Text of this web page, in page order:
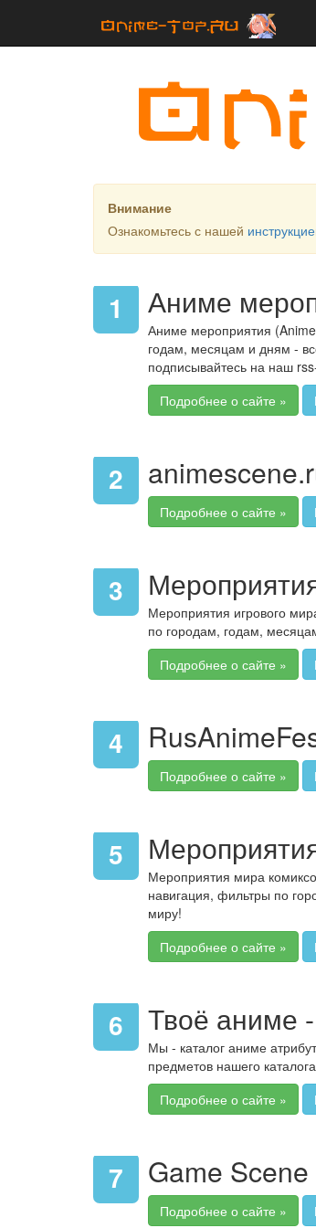
Внимание
Ознакомьтесь с нашей
1 Аниме
Аниме мероприятия
годам, месяцам и дням -
подписывайтесь на наш
Подробнее о сайте »
2
Подробнее о сайте »
3
Мероприятия игрового
по городам, годам,
Подробнее о сайте »
4
Подробнее о сайте »
5
Мероприятия мира
навигация, фильтры по
миру!
Подробнее о сайте »
6 Твоё аниме
Мы - каталог аниме
предметов нашего
Подробнее о сайте »
7 Game
Подробнее о сайте »